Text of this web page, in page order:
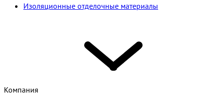
Изоляционные отделочные материалы
Компания